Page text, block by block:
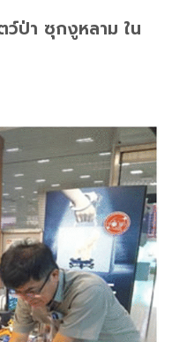
ป่า ซุกงูหลาม ใน